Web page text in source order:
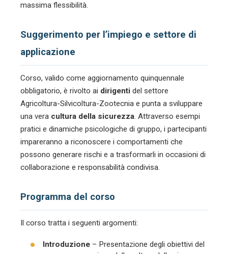
massima flessibilità.
Suggerimento per l’impiego e settore di
applicazione
Corso, valido come aggiornamento quinquennale
obbligatorio, è rivolto ai dirigenti del settore
Agricoltura-Silvicoltura-Zootecnia e punta a sviluppare
una vera cultura della sicurezza. Attraverso esempi
pratici e dinamiche psicologiche di gruppo, i partecipanti
impareranno a riconoscere i comportamenti che
possono generare rischi e a trasformarli in occasioni di
collaborazione e responsabilità condivisa.
Programma del corso
Il corso tratta i seguenti argomenti:
Introduzione – Presentazione degli obiettivi del